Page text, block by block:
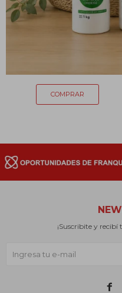
Termómetro de alcohol
¡Suscribite y recibí
